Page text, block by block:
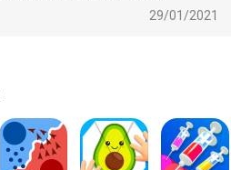
29/01/2021